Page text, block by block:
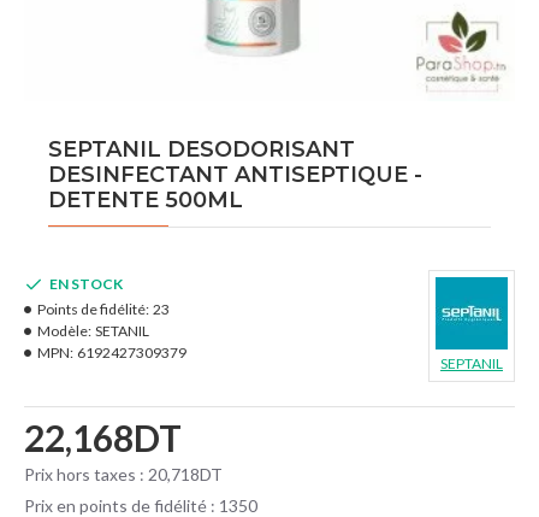
SEPTANIL DESODORISANT
DESINFECTANT ANTISEPTIQUE -
DETENTE 500ML
22,168DT
Prix hors taxes : 20,718DT
Prix en points de fidélité : 1350
EN STOCK
Points de fidélité: 23
Modèle: SETANIL
MPN: 6192427309379
SEPTANIL